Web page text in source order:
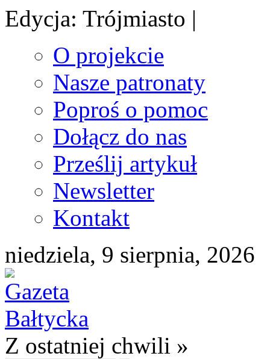
Edycja: Trójmiasto |
O projekcie
Nasze patronaty
Poproś o pomoc
Dołącz do nas
Prześlij artykuł
Newsletter
Kontakt
niedziela, 9 sierpnia, 2026
Z ostatniej chwili »